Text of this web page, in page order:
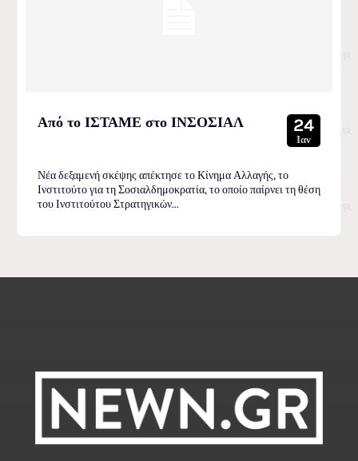
Από το ΙΣΤΑΜΕ στο ΙΝΣΟΣΙΑΛ 24
Ιαν
Νέα δεξαμενή σκέψης απέκτησε το Κίνημα Αλλαγής, το
Ινστιτούτο για τη Σοσιαλδημοκρατία, το οποίο παίρνει τη θέση
του Ινστιτούτου Στρατηγικών...